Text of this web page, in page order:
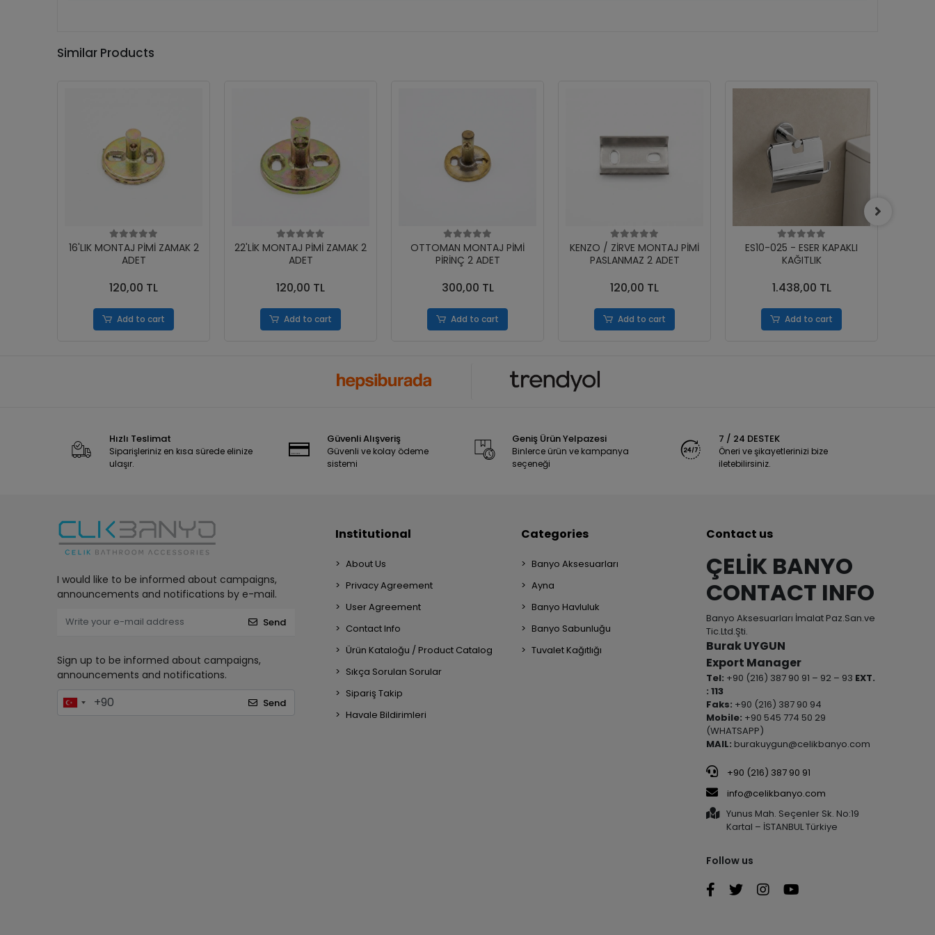
Similar Products
16'LIK MONTAJ PİMİ ZAMAK 2
ADET
120,00 TL
Add to cart
22'LİK MONTAJ PİMİ ZAMAK 2
ADET
120,00 TL
Add to cart
OTTOMAN MONTAJ PİMİ
PİRİNÇ 2 ADET
300,00 TL
Add to cart
KENZO / ZİRVE MONTAJ PİMİ
PASLANMAZ 2 ADET
120,00 TL
Add to cart
ES10-025 - ESER KAPAKLI
KAĞITLIK
1.438,00 TL
Add to cart
Hızlı Teslimat
Siparişleriniz en kısa sürede elinize
ulaşır.
Güvenli Alışveriş
Güvenli ve kolay ödeme
sistemi
Geniş Ürün Yelpazesi
Binlerce ürün ve kampanya
seçeneği
7 / 24 DESTEK
Öneri ve şikayetlerinizi bize
iletebilirsiniz.
I would like to be informed about campaigns,
announcements and notifications by e-mail.
Send
Sign up to be informed about campaigns,
announcements and notifications.
Send
Institutional
About Us
Privacy Agreement
User Agreement
Contact Info
Ürün Kataloğu / Product Catalog
Sıkça Sorulan Sorular
Sipariş Takip
Havale Bildirimleri
Categories
Banyo Aksesuarları
Ayna
Banyo Havluluk
Banyo Sabunluğu
Tuvalet Kağıtlığı
Contact us
ÇELİK BANYO
CONTACT INFO
Banyo Aksesuarları İmalat Paz.San.ve
Tic.Ltd.Şti.
Burak UYGUN
Export Manager
Tel: +90 (216) 387 90 91 – 92 – 93 EXT.
: 113
Faks: +90 (216) 387 90 94
Mobile: +90 545 774 50 29
(WHATSAPP)
MAIL: burakuygun@celikbanyo.com
+90 (216) 387 90 91
info@celikbanyo.com
Yunus Mah. Seçenler Sk. No:19
Kartal – İSTANBUL Türkiye
Follow us